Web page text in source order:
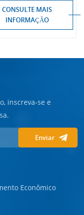
CONSULTE MAIS
INFORMAÇÃO
inscreva-se e
Enviar
Econômico